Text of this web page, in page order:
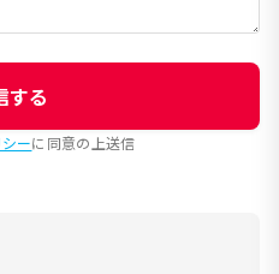
する
ーに同意の上送信